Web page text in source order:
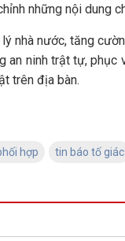
những nội dung
nhà nước, tăng
ninh trật tự, phục
trên địa bàn.
hợp tin báo tố giác